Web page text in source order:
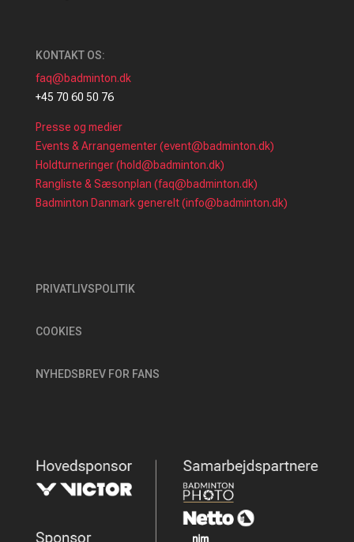
KONTAKT OS:
faq@badminton.dk
+45 70 60 50 76
Presse og medier
Events & Arrangementer (event@badminton.dk)
Holdturneringer (hold@badminton.dk)
Rangliste & Sæsonplan (faq@badminton.dk)
Badminton Danmark generelt (info@badminton.dk)
PRIVATLIVSPOLITIK
COOKIES
NYHEDSBREV FOR FANS